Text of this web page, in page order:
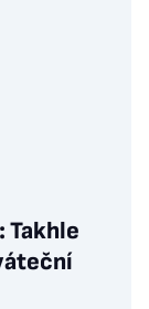
Takhle